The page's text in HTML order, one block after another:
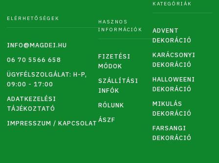
több
van.
A
változatok
a
termékoldalon
választhatók
ki
ELÉRHETŐSÉGEK
INFO@MAGDEI.HU
06 70 5566 658
ÜGYFÉLSZOLGÁLAT: H-P,
09:00 - 17:00
ADATKEZELÉSI
TÁJÉKOZTATÓ
IMPRESSZUM / KAPCSOLAT
HASZNOS
INFORMÁCIÓK
FIZETÉSI
MÓDOK
SZÁLLÍTÁSI
INFÓK
RÓLUNK
ÁSZF
KATEGÓRIÁK
ADVENT
DEKORÁCIÓ
KARÁCSONYI
DEKORÁCIÓ
HALLOWEENI
DEKORÁCIÓ
MIKULÁS
DEKORÁCIÓ
FARSANGI
DEKORÁCIÓ